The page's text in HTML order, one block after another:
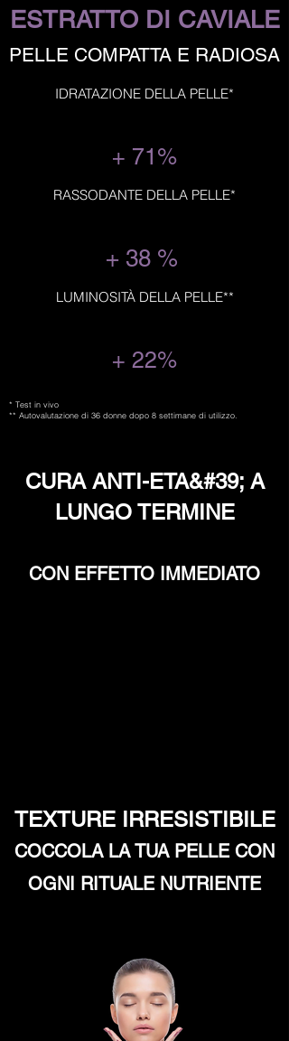
ESTRATTO DI CAVIALE
PELLE COMPATTA E RADIOSA
IDRATAZIONE DELLA PELLE*
+ 71%
RASSODANTE DELLA PELLE*
+ 38 %
LUMINOSITÀ DELLA PELLE**
+ 22%
* Test in vivo
** Autovalutazione di 36 donne dopo 8 settimane di utilizzo.
CURA ANTI-ETA&#39; A
LUNGO TERMINE
CON EFFETTO IMMEDIATO
TEXTURE IRRESISTIBILE
COCCOLA LA TUA PELLE CON
OGNI RITUALE NUTRIENTE